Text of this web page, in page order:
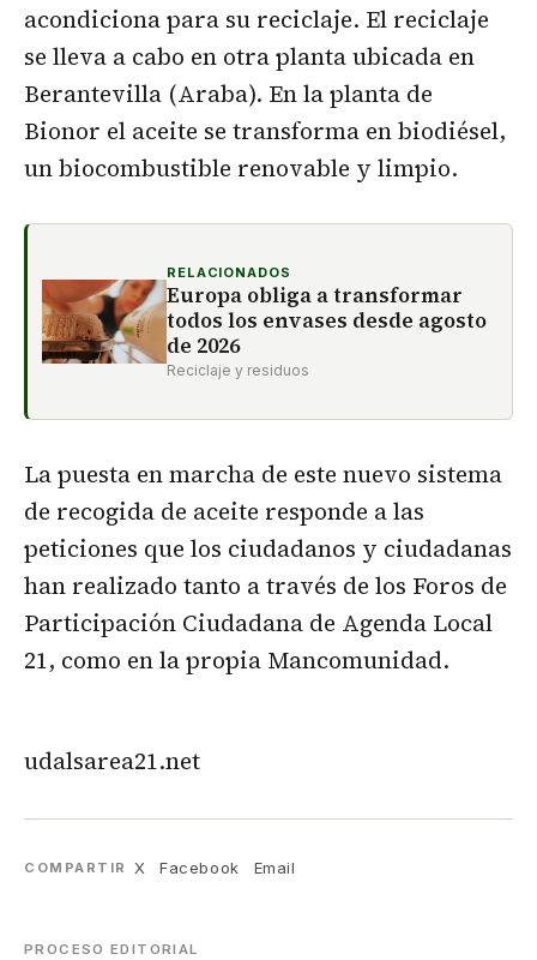
acondiciona para su reciclaje. El reciclaje
se lleva a cabo en otra planta ubicada en
Berantevilla (Araba). En la planta de
Bionor el aceite se transforma en biodiésel,
un biocombustible renovable y limpio.
RELACIONADOS
Europa obliga a transformar
todos los envases desde agosto
de 2026
Reciclaje y residuos
La puesta en marcha de este nuevo sistema
de recogida de aceite responde a las
peticiones que los ciudadanos y ciudadanas
han realizado tanto a través de los Foros de
Participación Ciudadana de Agenda Local
21, como en la propia Mancomunidad.
udalsarea21.net
COMPARTIR X Facebook Email
PROCESO EDITORIAL